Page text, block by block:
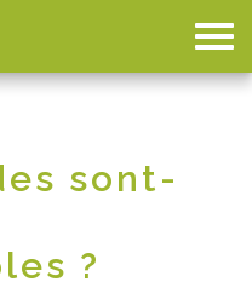
sont-
?